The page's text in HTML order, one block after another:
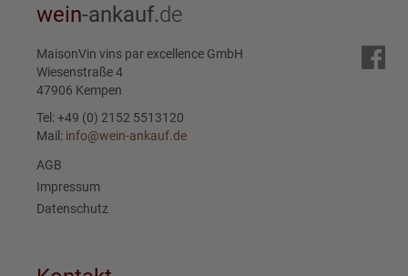
wein-ankauf.de
MaisonVin vins par excellence GmbH
Wiesenstraße 4
47906 Kempen
Tel: +49 (0) 2152 5513120
Mail: info@wein-ankauf.de
AGB
Impressum
Datenschutz